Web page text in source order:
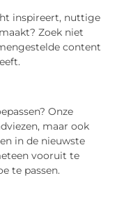
inspireert, nuttige
Zoek niet
content
Onze
maar ook
in de nieuwste
vooruit te
te passen.